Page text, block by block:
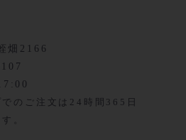
畑2166
のご注文は24時間365日
。